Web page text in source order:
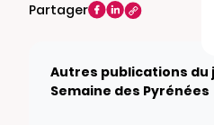
Partager
Autres publications du
Semaine des Pyrénées